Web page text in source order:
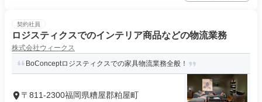
契約社員
ロジスティクスでのインテリア商品などの物流業務
株式会社ウィークス
BoConceptロジスティクスでの家具物流業務全般！
〒811-2300福岡県糟屋郡粕屋町